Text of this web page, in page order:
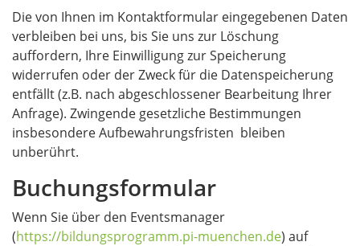
Die von Ihnen im Kontaktformular eingegebenen Daten
verbleiben bei uns, bis Sie uns zur Löschung
auffordern, Ihre Einwilligung zur Speicherung
widerrufen oder der Zweck für die Datenspeicherung
entfällt (z.B. nach abgeschlossener Bearbeitung Ihrer
Anfrage). Zwingende gesetzliche Bestimmungen 
insbesondere Aufbewahrungsfristen  bleiben
unberührt.
Buchungsformular
Wenn Sie über den Eventsmanager
(https://bildungsprogramm.pi-muenchen.de) auf